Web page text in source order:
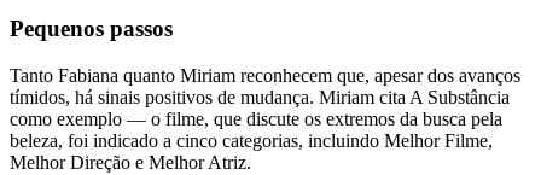
Pequenos passos
Tanto Fabiana quanto Miriam reconhecem que, apesar dos avanços
tímidos, há sinais positivos de mudança. Miriam cita A Substância
como exemplo — o filme, que discute os extremos da busca pela
beleza, foi indicado a cinco categorias, incluindo Melhor Filme,
Melhor Direção e Melhor Atriz.